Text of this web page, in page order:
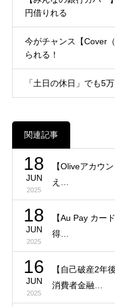
円借りれる
今がチャンス【Cover
られる！
「土日の休日」でも5
関連記事
18
JUN
2025
【Oliveアカウ
え…
18
JUN
2025
【Au Pay カー
得…
16
JUN
2025
【自己破産2年
消費者金融…